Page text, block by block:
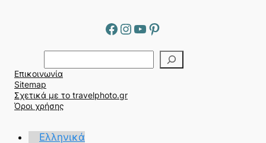
Facebook Instagram YouTube Pinterest
ν
α
ζ
ή
Επικοινωνία
Sitemap
Σχετικά με το travelphoto.gr
Όροι χρήσης
Ελληνικά